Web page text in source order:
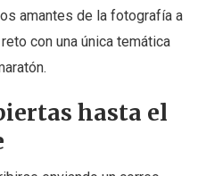
amantes de la fotografía a
con una única temática
hasta el